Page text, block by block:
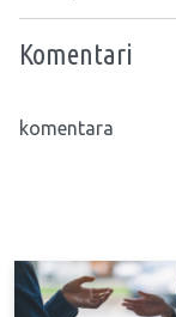
Komentari
komentara